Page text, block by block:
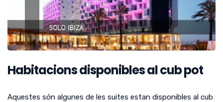
Habitacions disponibles al cub pot
Aquestes són algunes de les suites estan disponibles al cub